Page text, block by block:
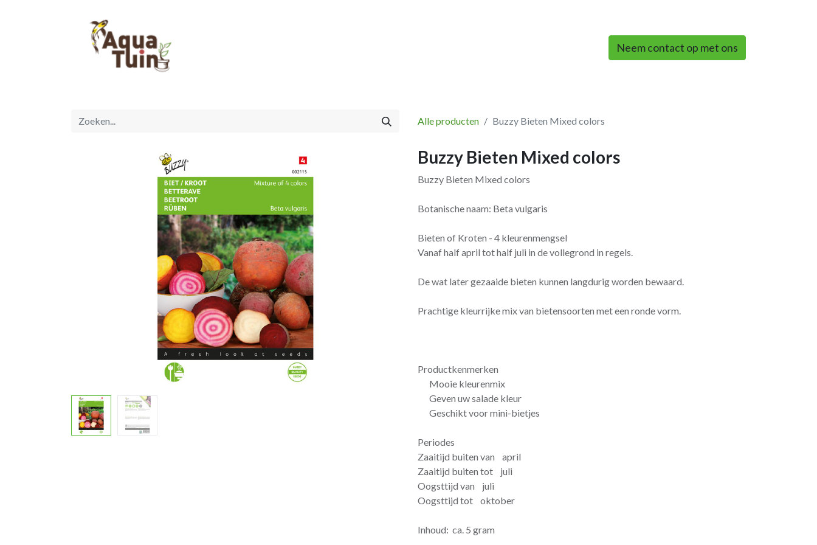
Neem contact op met ons
Alle producten Buzzy Bieten Mixed colors
Buzzy Bieten Mixed colors
Buzzy Bieten Mixed colors
Botanische naam: Beta vulgaris
Bieten of Kroten - 4 kleurenmengsel
Vanaf half april tot half juli in de vollegrond in regels.
De wat later gezaaide bieten kunnen langdurig worden bewaard.
Prachtige kleurrijke mix van bietensoorten met een ronde vorm.
Productkenmerken
Mooie kleurenmix
Geven uw salade kleur
Geschikt voor mini-bietjes
Periodes
Zaaitijd buiten van april
Zaaitijd buiten tot juli
Oogsttijd van juli
Oogsttijd tot oktober
Inhoud: ca. 5 gram